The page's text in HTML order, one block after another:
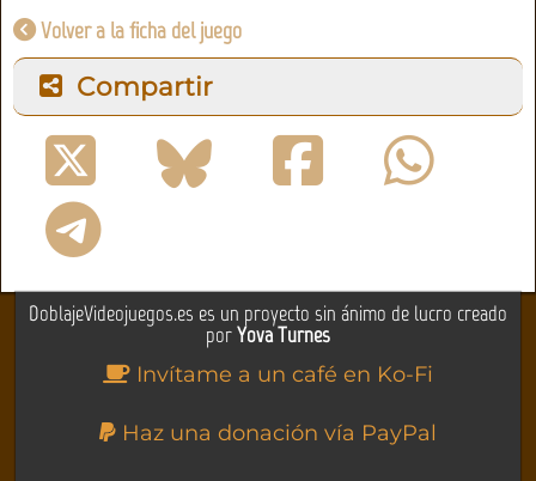
Volver a la ficha del juego
Compartir
DoblajeVideojuegos.es es un proyecto sin ánimo de lucro creado
porYova Turnes
Invítame a un café en Ko-Fi
Haz una donación vía PayPal